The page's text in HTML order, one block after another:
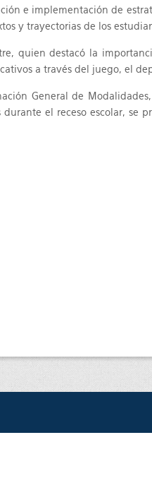
e implementación de
y trayectorias de los
quien destacó la
a través del juego, el
General de
el receso escolar,